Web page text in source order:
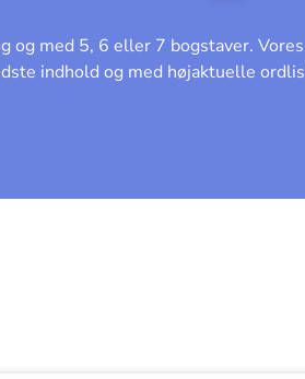
og med 5, 6 eller 7 bogstaver.
indhold og med højaktuelle